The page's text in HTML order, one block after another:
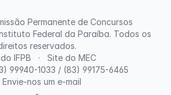
IFPB
Site do MEC
99940-1033 / (83) 99175-6465
Envie-nos um e-mail
Permanente de Concursos
Federal da Paraíba. Todos os
reservados.